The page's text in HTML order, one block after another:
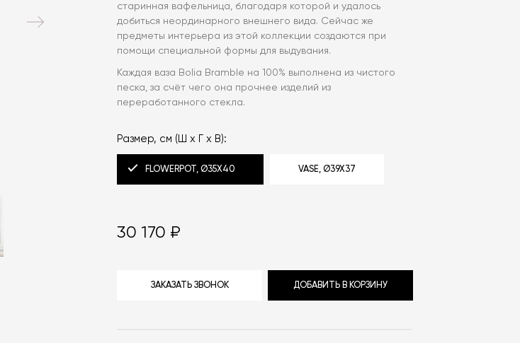
старинная вафельница, благодаря которой и удалось
добиться неординарного внешнего вида. Сейчас же
предметы интерьера из этой коллекции создаются при
помощи специальной формы для выдувания.
Каждая ваза Bolia Bramble на 100% выполнена из чистого
песка, за счёт чего она прочнее изделий из
переработанного стекла.
Размер, см (Ш x Г x В):
FLOWERPOT, Ø35X40 VASE, Ø39X37
30 170 ₽
ЗАКАЗАТЬ ЗВОНОК ДОБАВИТЬ В КОРЗИНУ